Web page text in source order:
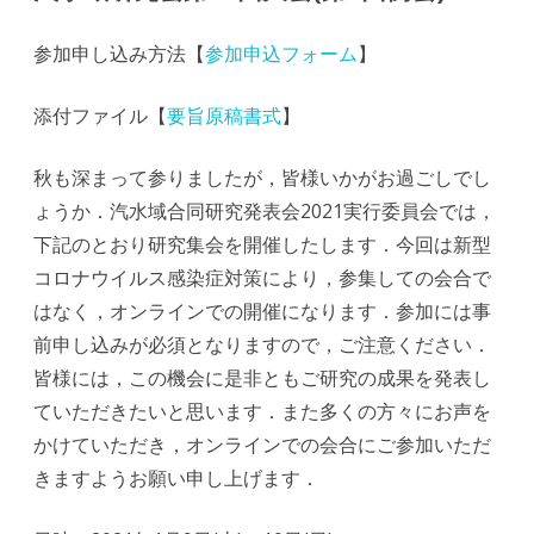
水
域
同
研
究
発
会
2021
は
参加申し込み方法【参加申込フォーム】
添付ファイル【要旨原稿書式】
秋も深まって参りましたが，皆様いかがお過ごしでし
ょうか．汽水域合同研究発表会2021実行委員会では，
下記のとおり研究集会を開催したします．今回は新型
コロナウイルス感染症対策により，参集しての会合で
はなく，オンラインでの開催になります．参加には事
前申し込みが必須となりますので，ご注意ください．
皆様には，この機会に是非ともご研究の成果を発表し
ていただきたいと思います．また多くの方々にお声を
かけていただき，オンラインでの会合にご参加いただ
きますようお願い申し上げます．